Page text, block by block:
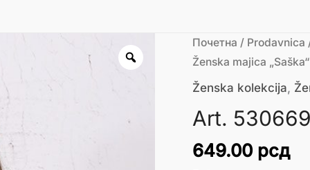
Почетна / Prodavnica
Ženska majica „Saška“
Ženska kolekcija,
Art.
649.00 рсд
Art.
530669
Ženska
"Saška"